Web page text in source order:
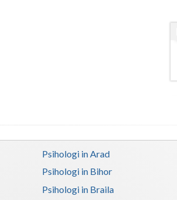
Psihologi in Arad
Psihologi in Bihor
Psihologi in Braila